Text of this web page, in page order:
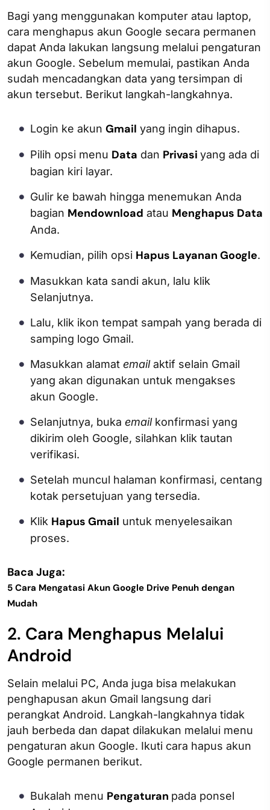
Bagi yang menggunakan komputer atau laptop,
cara menghapus akun Google secara permanen
dapat Anda lakukan langsung melalui pengaturan
akun Google. Sebelum memulai, pastikan Anda
sudah mencadangkan data yang tersimpan di
akun tersebut. Berikut langkah-langkahnya.
Login ke akun Gmail yang ingin dihapus.
Pilih opsi menu Data dan Privasi yang ada di
bagian kiri layar.
Gulir ke bawah hingga menemukan Anda
bagian Mendownload atau Menghapus Data
Anda.
Kemudian, pilih opsi Hapus Layanan Google.
Masukkan kata sandi akun, lalu klik
Selanjutnya.
Lalu, klik ikon tempat sampah yang berada di
samping logo Gmail.
Masukkan alamat emailaktif selain Gmail
yang akan digunakan untuk mengakses
akun Google.
Selanjutnya, buka emailkonfirmasi yang
dikirim oleh Google, silahkan klik tautan
verifikasi.
Setelah muncul halaman konfirmasi, centang
kotak persetujuan yang tersedia.
Klik Hapus Gmail untuk menyelesaikan
proses.
Baca Juga:
5 Cara Mengatasi Akun Google Drive Penuh dengan
Mudah
2. Cara Menghapus Melalui
Android
Selain melalui PC, Anda juga bisa melakukan
penghapusan akun Gmail langsung dari
perangkat Android. Langkah-langkahnya tidak
jauh berbeda dan dapat dilakukan melalui menu
pengaturan akun Google. Ikuti cara hapus akun
Google permanen berikut.
Bukalah menu Pengaturan pada ponsel